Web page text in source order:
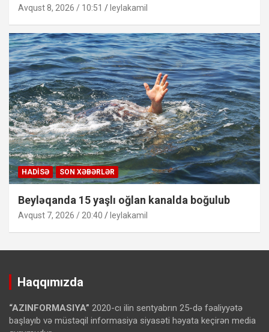
Avqust 8, 2026 / 10:51 leylakamil
HADISƏ SON XƏBƏRLƏR
Beyləqanda 15 yaşlı oğlan kanalda boğulub
Avqust 7, 2026 / 20:40 leylakamil
Haqqımızda
“AZINFORMASIYA” 2020-cı ilin sentyabrın 25-də fəaliyyətə
başlayıb və müstəqil informasiya siyasəti həyata keçirən media